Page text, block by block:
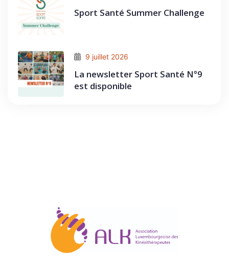
Sport Santé Summer Challenge
9 juillet 2026
La newsletter Sport Santé N°9
est disponible